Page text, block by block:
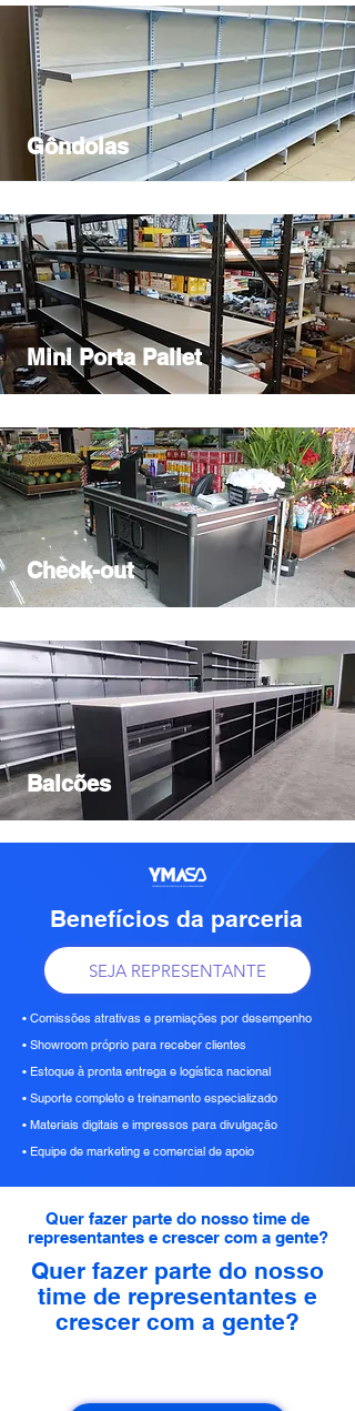
Gôndolas
Mini Porta Pallet
Check-out
Balcões
Benefícios da parceria
SEJA REPRESENTANTE
• Comissões atrativas e premiações por desempenho
• Showroom próprio para receber clientes
• Estoque à pronta entrega e logística nacional
• Suporte completo e treinamento especializado
• Materiais digitais e impressos para divulgação
• Equipe de marketing e comercial de apoio
Quer fazer parte do nosso time de
representantes e crescer com a gente?
Quer fazer parte do nosso
time de representantes e
crescer com a gente?